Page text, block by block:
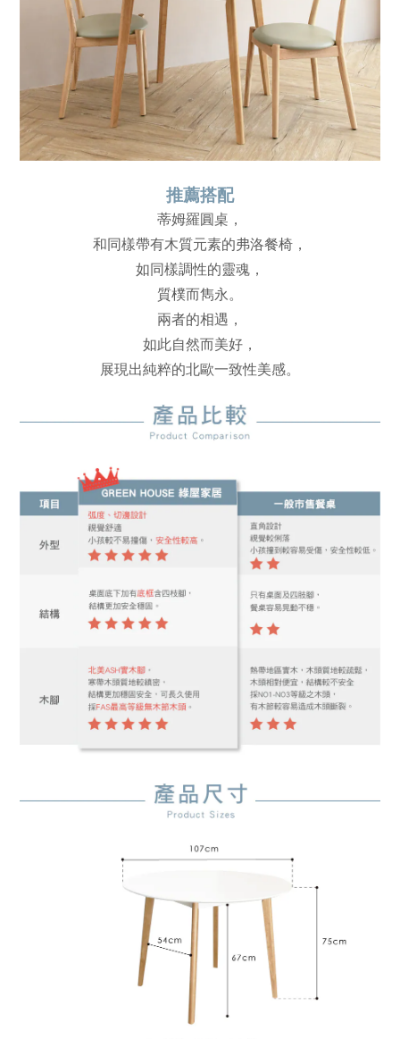
推薦搭配
蒂姆羅圓桌，
和同樣帶有木質元素的弗洛餐椅，
如同樣調性的靈魂，
質樸而雋永。
兩者的相遇，
如此自然而美好，
展現出純粹的北歐一致性美感。